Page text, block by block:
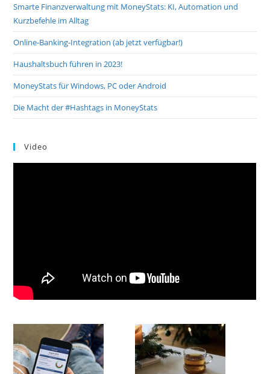
Smarte Finanzverwaltung mit MoneyStats: KI, Automation und
Kurzbefehle im Alltag
Online-Banking-Integration (ab jetzt verfügbar!)
Haushaltsbuch führen in 2023!
MoneyStats für Windows, PC oder Android
Die Macht der #Hashtags in MoneyStats
Video